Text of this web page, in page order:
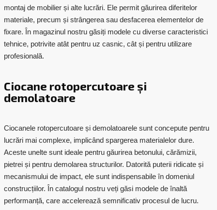
montaj de mobilier și alte lucrări. Ele permit găurirea diferitelor
materiale, precum și strângerea sau desfacerea elementelor de
fixare. În magazinul nostru găsiți modele cu diverse caracteristici
tehnice, potrivite atât pentru uz casnic, cât și pentru utilizare
profesională.
Ciocane rotopercutoare și
demolatoare
Ciocanele rotopercutoare și demolatoarele sunt concepute pentru
lucrări mai complexe, implicând spargerea materialelor dure.
Aceste unelte sunt ideale pentru găurirea betonului, cărămizii,
pietrei și pentru demolarea structurilor. Datorită puterii ridicate și
mecanismului de impact, ele sunt indispensabile în domeniul
construcțiilor. În catalogul nostru veți găsi modele de înaltă
performanță, care accelerează semnificativ procesul de lucru.